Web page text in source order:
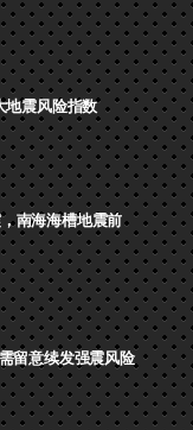
地震风险指数
南海海槽地震前
留意续发强震风险